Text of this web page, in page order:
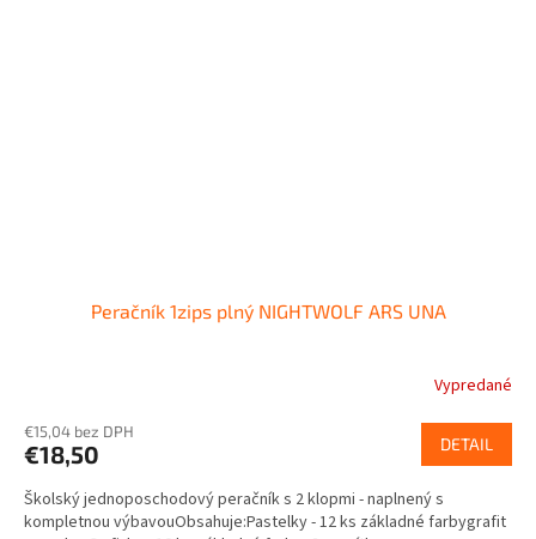
Peračník 1zips plný NIGHTWOLF ARS UNA
Vypredané
€15,04 bez DPH
€18,50 DETAIL
Školský jednoposchodový peračník s 2 klopmi - naplnený s
kompletnou výbavouObsahuje:Pastelky - 12 ks základné farbygrafit